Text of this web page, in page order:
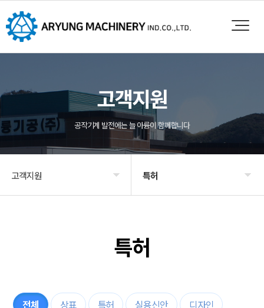
고객지원
공작기계 발전에는 늘 아륭이 함께합니다
고객지원
기술 소개
특허
인증
정부포상
특허
전체 상표 특허 실용신안 디자인